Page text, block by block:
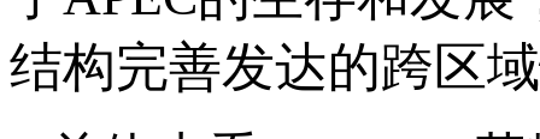
结构完善发达的跨区